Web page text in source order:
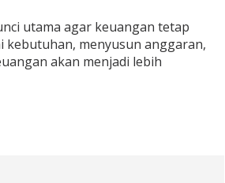
utama agar keuangan tetap
kebutuhan, menyusun anggaran,
akan menjadi lebih